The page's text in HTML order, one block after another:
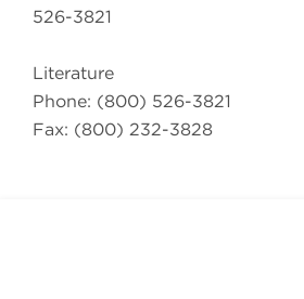
526-3821
Literature
Phone: (800) 526-3821
Fax: (800) 232-3828